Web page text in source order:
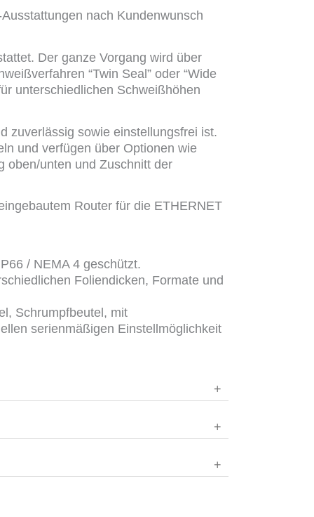
nach Kundenwunsch
Der ganze Vorgang wird über
“Twin Seal” oder “Wide
unterschiedlichen Schweißhöhen
zuverlässig sowie einstellungsfrei ist.
und verfügen über Optionen wie
oben/unten und Zuschnitt der
Router für die ETHERNET
/ NEMA 4 geschützt.
Foliendicken, Formate und
Schrumpfbeutel, mit
serienmäßigen Einstellmöglichkeit